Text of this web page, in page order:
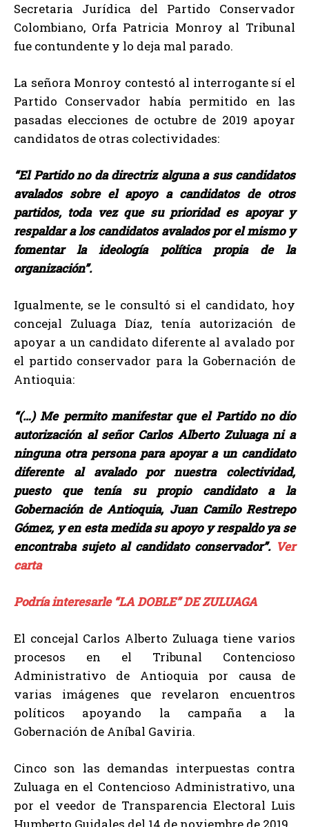
Secretaria Jurídica del Partido Conservador
Colombiano, Orfa Patricia Monroy al Tribunal
fue contundente y lo deja mal parado.
La señora Monroy contestó al interrogante sí el
Partido Conservador había permitido en las
pasadas elecciones de octubre de 2019 apoyar
candidatos de otras colectividades:
“El Partido no da directriz alguna a sus candidatos
avalados sobre el apoyo a candidatos de otros
partidos, toda vez que su prioridad es apoyar y
respaldar a los candidatos avalados por el mismo y
fomentar la ideología política propia de la
organización”.
Igualmente, se le consultó si el candidato, hoy
concejal Zuluaga Díaz, tenía autorización de
apoyar a un candidato diferente al avalado por
el partido conservador para la Gobernación de
Antioquia:
“(…) Me permito manifestar que el Partido no dio
autorización al señor Carlos Alberto Zuluaga ni a
ninguna otra persona para apoyar a un candidato
diferente al avalado por nuestra colectividad,
puesto que tenía su propio candidato a la
Gobernación de Antioquia, Juan Camilo Restrepo
Gómez, y en esta medida su apoyo y respaldo ya se
encontraba sujeto al candidato conservador”. Ver
carta
Podría interesarle “LA DOBLE” DE ZULUAGA
El concejal Carlos Alberto Zuluaga tiene varios
procesos en el Tribunal Contencioso
Administrativo de Antioquia por causa de
varias imágenes que revelaron encuentros
políticos apoyando la campaña a la
Gobernación de Aníbal Gaviria.
Cinco son las demandas interpuestas contra
Zuluaga en el Contencioso Administrativo, una
por el veedor de Transparencia Electoral Luis